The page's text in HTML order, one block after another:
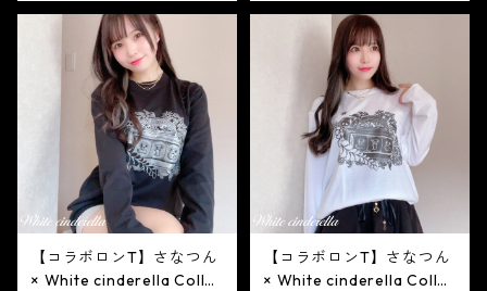
【コラボロンT】さなつん
× White cinderella Collab
【コラボロンT】さなつん
× White cinderella Collab